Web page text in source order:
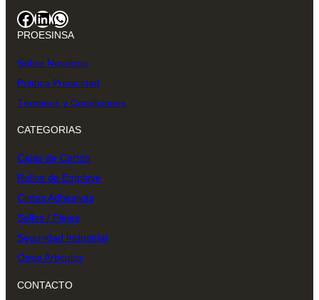
Facebook LinkedIn WhatsApp
PROESINSA
Sobre Nosotros
Política Privacidad
Términos y Condiciones
CATEGORIAS
Cajas de Cartón
Rollos de Emplaye
Cintas Adhesivas
Sellos / Flejes
Seguridad Industrial
Otros Artículos
CONTACTO